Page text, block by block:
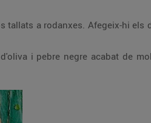
tallats a rodanxes. Afegeix-hi els
i pebre negre acabat de